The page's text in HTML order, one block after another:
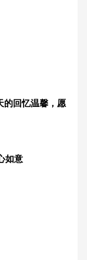
的回忆温馨，愿
如意